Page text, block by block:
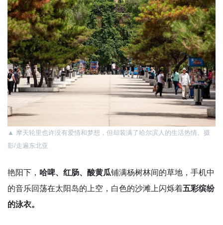
▲ 摩天轮里也许没有爱情和梦想，但却装满了哈尔滨人的生活热情。摄
影/走遍东北亚
艳阳下， 哈啤、红肠、酸黄瓜铺满杨树林间的草地，手机中
的音乐回荡在太阳岛的上空，白色的沙滩上闪烁着五彩缤纷
的泳衣。